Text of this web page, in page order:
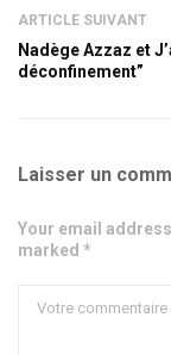
ARTICLE SUIVANT
Nadège Azzaz et
déconfinement”
Laisser un
Your email
marked *